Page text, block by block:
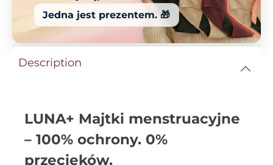
Jedna jest prezentem. 🎁
Description
LUNA+ Majtki menstruacyjne
– 100% ochrony. 0%
przecieków.